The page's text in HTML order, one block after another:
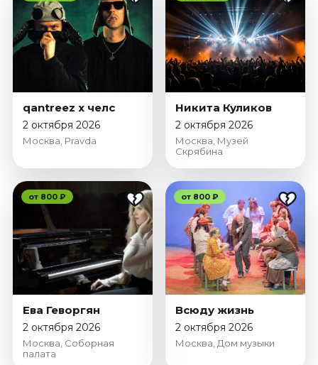
qantreez x челс
2 октября 2026
Москва, Pravda
Никита Куликов
2 октября 2026
Москва, Музей
Скрябина
от 800 ₽
Ева Геворгян
2 октября 2026
Москва, Соборная
палата
от 800 ₽
Всюду жизнь
2 октября 2026
Москва, Дом музыки